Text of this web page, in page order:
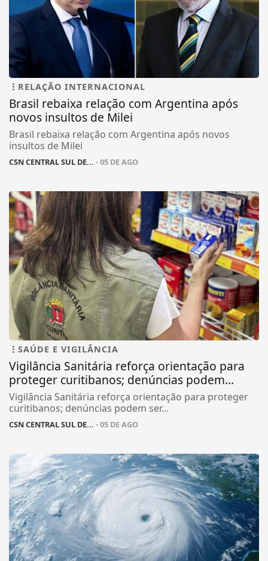
RELAÇÃO INTERNACIONAL
Brasil rebaixa relação com Argentina após
novos insultos de Milei
Brasil rebaixa relação com Argentina após novos
insultos de Milei
CSN CENTRAL SUL DE... - 05 DE AGO
SAÚDE E VIGILÂNCIA
Vigilância Sanitária reforça orientação para
proteger curitibanos; denúncias podem...
Vigilância Sanitária reforça orientação para proteger
curitibanos; denúncias podem ser...
CSN CENTRAL SUL DE... - 05 DE AGO